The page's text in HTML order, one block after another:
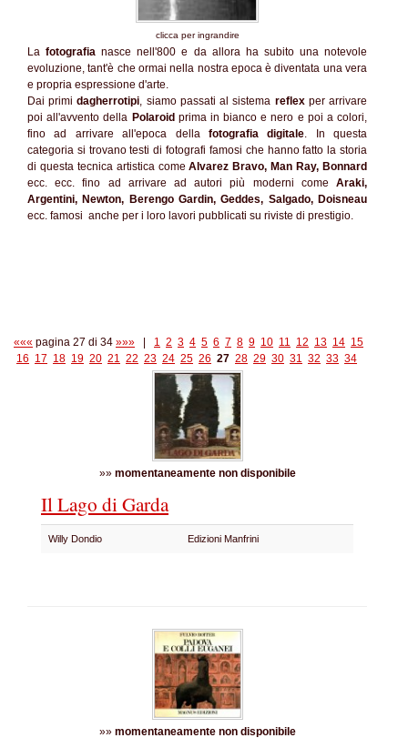
clicca per ingrandire
Lafotografia nasce nell'800 e da allora ha subito una notevole
evoluzione, tant'è che ormai nella nostra epoca è diventata una vera
e propria espressione d'arte.
Dai primidagherrotipi, siamo passati al sistema reflexper arrivare
poi all'avvento della Polaroid prima in bianco e nero e poi a colori,
fino ad arrivare all'epoca della fotografia digitale. In questa
categoria si trovano testi di fotografi famosi che hanno fatto la storia
di questa tecnica artistica comeAlvarez Bravo, Man Ray, Bonnard
ecc. ecc. fino ad arrivare ad autori più moderni come Araki,
Argentini, Newton, Berengo Gardin, Geddes, Salgado, Doisneau
ecc. famosi anche per i loro lavori pubblicati su riviste di prestigio.
««« pagina 27 di 34 »»» 1 2 3 4 5 6 7 8 9 10 11 12 13 14 15
16 17 18 19 20 21 22 23 24 25 26 27 28 29 30 31 32 33 34
»» momentaneamente non disponibile
Il Lago di Garda
Willy Dondio Edizioni Manfrini
»» momentaneamente non disponibile